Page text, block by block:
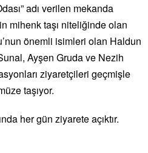
adı verilen mekanda
mihenk taşı niteliğinde olan
önemli isimleri olan Haldun
Ayşen Gruda ve Nezih
ziyaretçileri geçmişle
taşıyor.
her gün ziyarete açıktır.